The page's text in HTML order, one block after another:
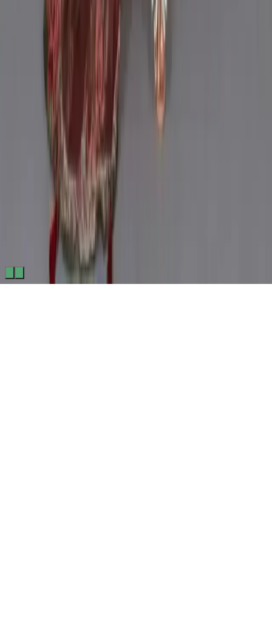
Made by BitCommerz.